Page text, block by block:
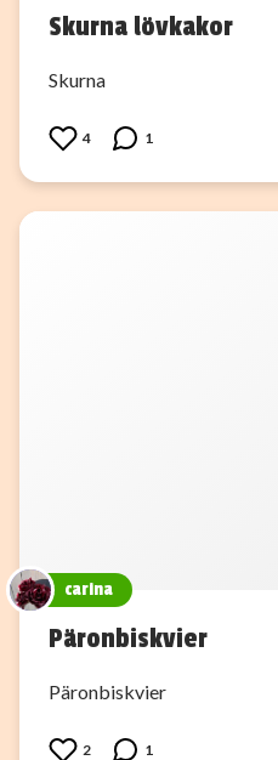
Skurna lövkakor
Skurna
4 1
carina
Päronbiskvier
Päronbiskvier
2 1